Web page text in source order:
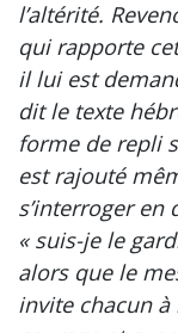
l’altérité.
qui rapporte
il lui est
dit le texte
forme de repli
est rajouté
s’interroger en
« suis-je le
alors que le
invite chacun